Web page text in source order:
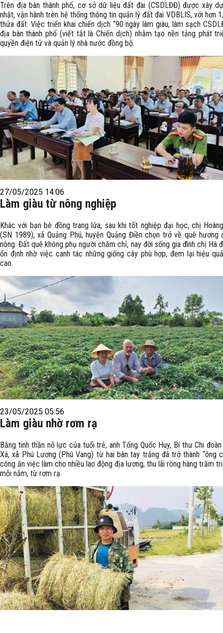
Trên địa bàn thành phố, cơ sở dữ liệu đất đai (CSDLĐĐ) được xây
nhật, vận hành trên hệ thống thông tin quản lý đất đai VDBLIS, với hơn
thửa đất. Việc triển khai chiến dịch “90 ngày làm giàu, làm sạch
địa bàn thành phố (viết tắt là Chiến dịch) nhằm tạo nền tảng phát
quyền điện tử và quản lý nhà nước đồng bộ.
27/05/2025 14:06
Làm giàu từ nông nghiệp
Khác với bạn bè đồng trang lứa, sau khi tốt nghiệp đại học, chị
(SN 1989), xã Quảng Phú, huyện Quảng Điền chọn trở về quê hương
nông. Đất quê không phụ người chăm chỉ, nay đời sống gia đình chị Hà
ổn định nhờ việc canh tác những giống cây phù hợp, đem lại hiệu
cao.
23/05/2025 05:56
Làm giàu nhờ rơm rạ
Bằng tinh thần nỗ lực của tuổi trẻ, anh Tống Quốc Huy, Bí thư Chi
Xá, xã Phú Lương (Phú Vang) từ hai bàn tay trắng đã trở thành “ông
công ăn việc làm cho nhiều lao động địa lương; thu lãi ròng hàng trăm
mỗi năm, từ rơm rạ.